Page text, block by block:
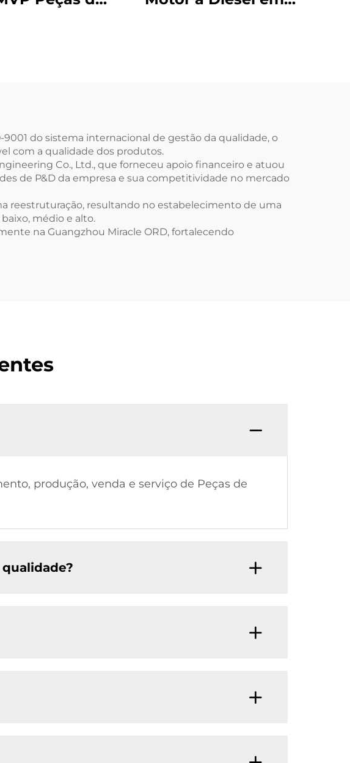
do sistema internacional de gestão da qualidade, o
com a qualidade dos produtos.
Co., Ltd., que forneceu apoio financeiro e atuou
de P&D da empresa e sua competitividade no mercado
reestruturação, resultando no estabelecimento de uma
médio e alto.
na Guangzhou Miracle ORD, fortalecendo
produção, venda e serviço de Peças de